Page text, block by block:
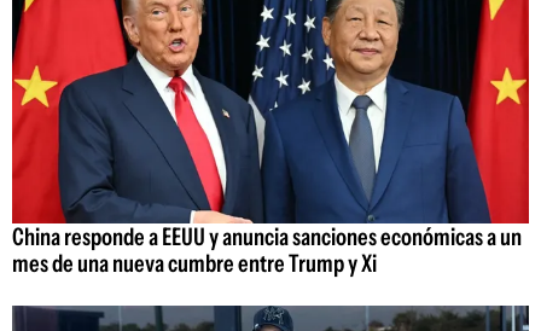
China responde a EEUU y anuncia sanciones económicas a un
mes de una nueva cumbre entre Trump y Xi